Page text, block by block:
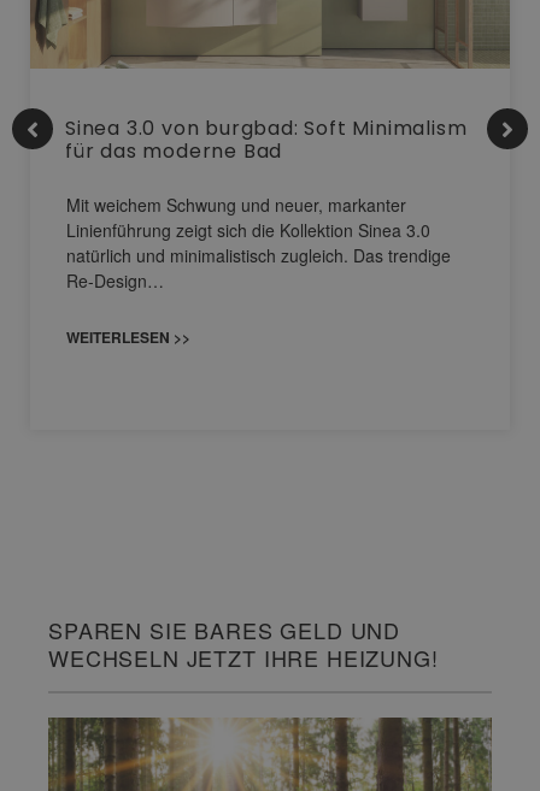
Sinea 3.0 von burgbad: Soft Minimalism
für das moderne Bad
Mit weichem Schwung und neuer, markanter
Linienführung zeigt sich die Kollektion Sinea 3.0
natürlich und minimalistisch zugleich. Das trendige
Re-Design…
WEITERLESEN >>
SPAREN SIE BARES GELD UND
WECHSELN JETZT IHRE HEIZUNG!